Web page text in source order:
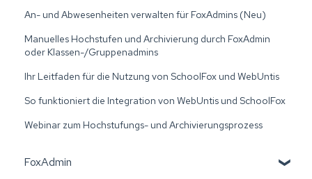
An- und Abwesenheiten verwalten für FoxAdmins (Neu)
Manuelles Hochstufen und Archivierung durch FoxAdmin
oder Klassen-/Gruppenadmins
Ihr Leitfaden für die Nutzung von SchoolFox und WebUntis
So funktioniert die Integration von WebUntis und SchoolFox
Webinar zum Hochstufungs- und Archivierungsprozess
FoxAdmin